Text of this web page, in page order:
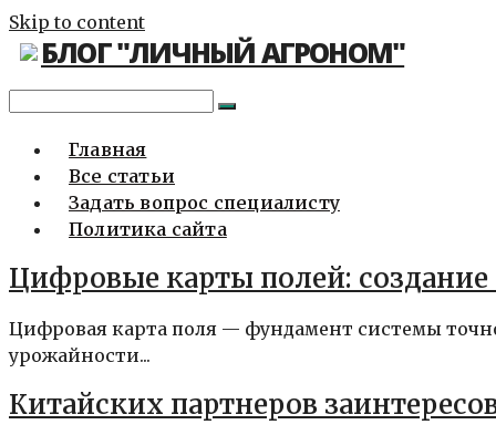
Skip to content
БЛОГ "ЛИЧНЫЙ АГРОНОМ"
Главная
Все статьи
Задать вопрос специалисту
Политика сайта
Цифровые карты полей:
Цифровая карта поля — фундамент системы
урожайности...
Китайских партнеров